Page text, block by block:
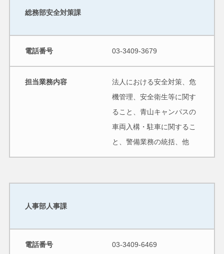
総務部安全対策課
電話番号 03-3409-3679
担当業務内容
法人における安全対策、危
機管理、安全衛生等に関す
ること、青山キャンパスの
車両入構・駐車に関するこ
と、警備業務の統括、他
人事部人事課
電話番号 03-3409-6469